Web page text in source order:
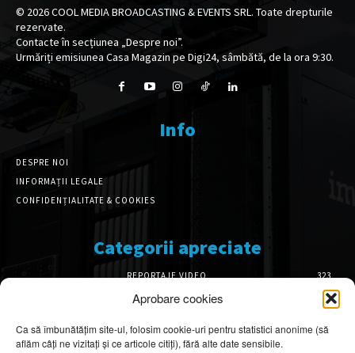
Aprobare cookies
Ca să îmbunătățim site-ul, folosim cookie-uri pentru statistici anonime (să
aflăm câți ne vizitați și ce articole citiți), fără alte date sensibile.
© 2026COOL MEDIA BROADCASTING & EVENTS SRL. Toate drepturile
rezervate.
Contacte în secțiunea „Despre noi”.
Urmăriți emisiunea Casa Magazin pe Digi24, sâmbătă, de la ora 9:30.
Info
DESPRE NOI
INFORMAȚII LEGALE
CONFIDENȚIALITATE & COOKIES
Categorii apreciate
REPORTAJE VIDEO
323
AMENAJĂRI INTERIOARE
126
DESIGN INTERIOR
64